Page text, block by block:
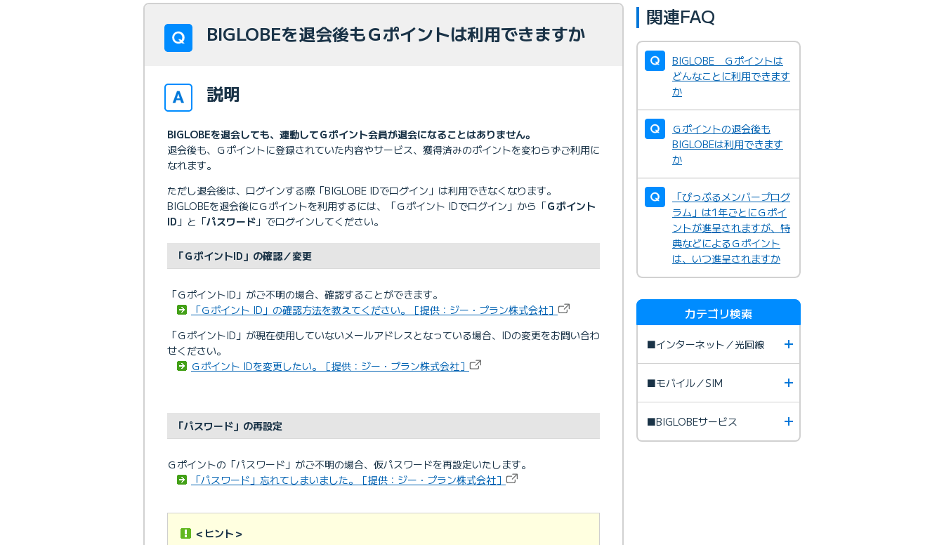
BIGLOBEを退会後もＧポイントは利用できますか
説明
BIGLOBEを退会しても、連動してＧポイント会員が退会になることはありません。
退会後も、Ｇポイントに登録されていた内容やサービス、獲得済みのポイントを変わらずご利用に
なれます。
ただし退会後は、ログインする際「BIGLOBE IDでログイン」は利用できなくなります。
BIGLOBEを退会後にＧポイントを利用するには、「Ｇポイント IDでログイン」から「Ｇポイント
ID 」と「パスワード 」でログインしてください。
「ＧポイントID」の確認／変更
「ＧポイントID」がご不明の場合、確認することができます。
「Ｇポイント ID」の確認方法を教えてください。［提供：ジー・プラン株式会社］
「ＧポイントID」が現在使用していないメールアドレスとなっている場合、IDの変更をお問い合わ
せください。
Ｇポイント IDを変更したい。［提供：ジー・プラン株式会社］
「パスワード」の再設定
Ｇポイントの「パスワード」がご不明の場合、仮パスワードを再設定いたします。
「パスワード」忘れてしまいました。［提供：ジー・プラン株式会社］
＜ヒント＞
関連FAQ
BIGLOBE Ｇポイントは
どんなことに利用できます
か
Ｇポイントの退会後も
BIGLOBEは利用できます
か
「びっぷるメンバープログ
ラム」は1年ごとにＧポイ
ントが進呈されますが、特
典などによるＧポイント
は、いつ進呈されますか
カテゴリ検索
■インターネット／光回線
■モバイル／SIM
■BIGLOBEサービス